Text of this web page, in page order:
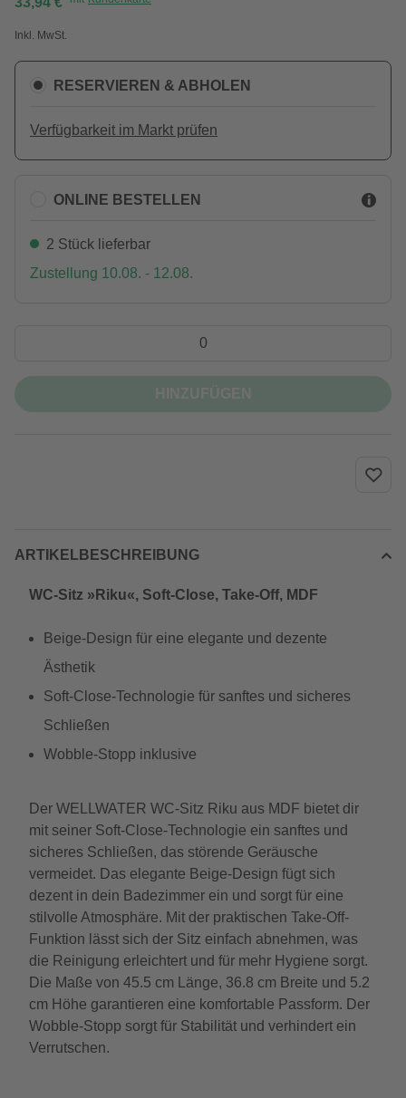
Inkl. MwSt.
RESERVIEREN & ABHOLEN
Verfügbarkeit im Markt prüfen
ONLINE BESTELLEN
2 Stück lieferbar
Zustellung 10.08. - 12.08.
ARTIKELBESCHREIBUNG
WC-Sitz »Riku«, Soft-Close, Take-Off, MDF
Beige-Design für eine elegante und dezente
Ästhetik
Soft-Close-Technologie für sanftes und sicheres
Schließen
Wobble-Stopp inklusive
Der WELLWATER WC-Sitz Riku aus MDF bietet dir
mit seiner Soft-Close-Technologie ein sanftes und
sicheres Schließen, das störende Geräusche
vermeidet. Das elegante Beige-Design fügt sich
dezent in dein Badezimmer ein und sorgt für eine
stilvolle Atmosphäre. Mit der praktischen Take-Off-
Funktion lässt sich der Sitz einfach abnehmen, was
die Reinigung erleichtert und für mehr Hygiene sorgt.
Die Maße von 45.5 cm Länge, 36.8 cm Breite und 5.2
cm Höhe garantieren eine komfortable Passform. Der
Wobble-Stopp sorgt für Stabilität und verhindert ein
Verrutschen.